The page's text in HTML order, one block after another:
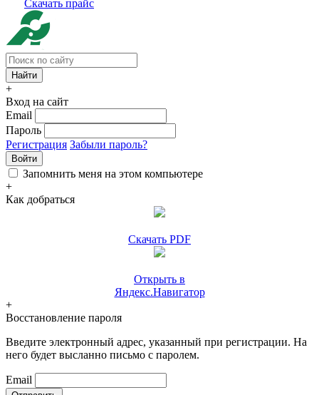
Скачать прайс
+
Вход на сайт
Email
Пароль
Регистрация Забыли пароль?
Войти
Запомнить меня на этом компьютере
+
Как добраться
Скачать PDF
Открыть в
Яндекс.Навигатор
+
Восстановление пароля
Введите электронный адрес, указанный при регистрации. На
него будет высланно письмо с паролем.
Email